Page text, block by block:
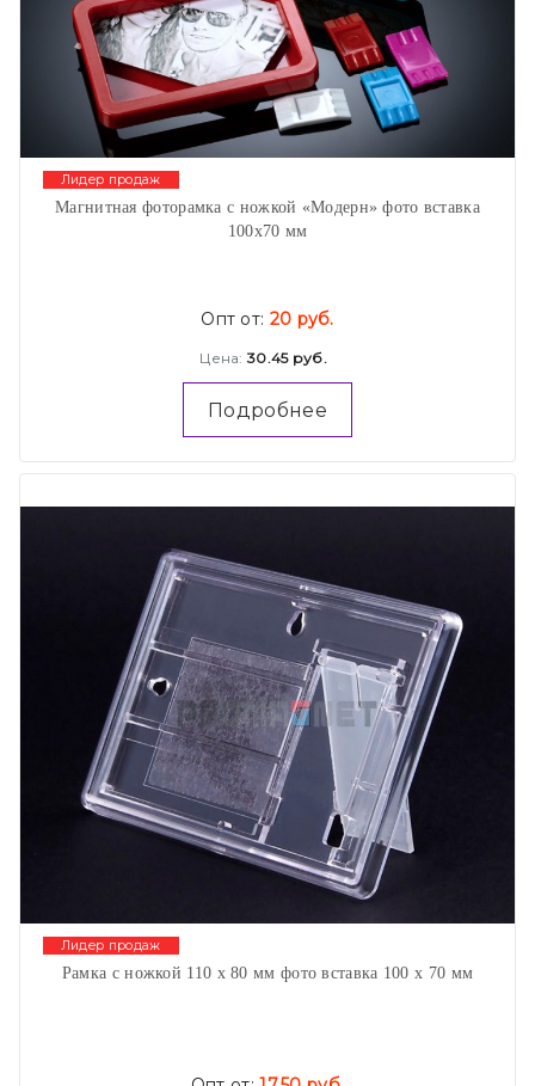
Лидер продаж
Магнитная фоторамка с ножкой «Модерн» фото вставка
100х70 мм
Опт от: 20 руб.
Цена: 30.45 руб.
Подробнее
Лидер продаж
Рамка с ножкой 110 х 80 мм фото вставка 100 х 70 мм